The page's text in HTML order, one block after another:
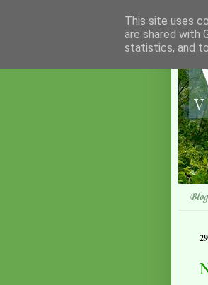
Blog
This site uses
are shared with
statistics, and